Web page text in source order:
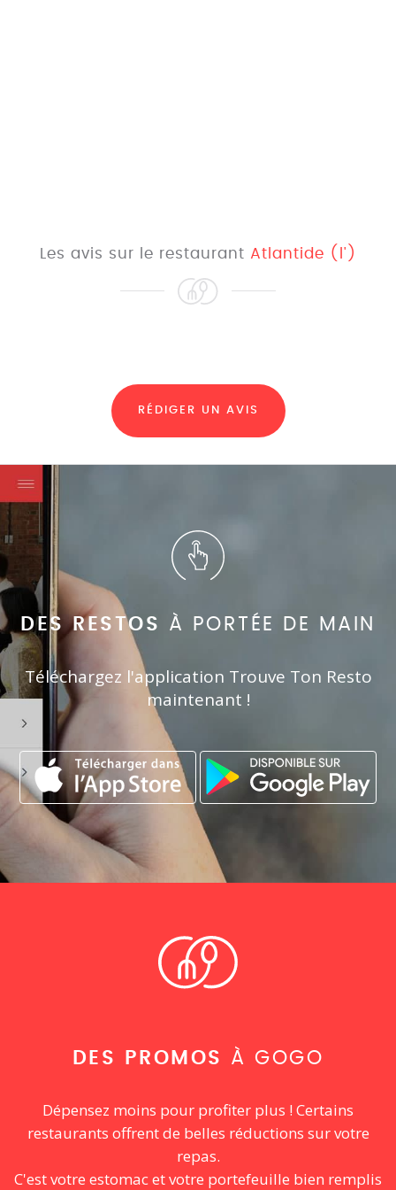
Les avis sur le restaurant Atlantide (l')
RÉDIGER UN AVIS
DES RESTOS À PORTÉE DE MAIN
Téléchargez l'application Trouve Ton Resto
maintenant !
DES PROMOS À GOGO
Dépensez moins pour profiter plus ! Certains
restaurants offrent de belles réductions sur votre
repas.
C'est votre estomac et votre portefeuille bien remplis